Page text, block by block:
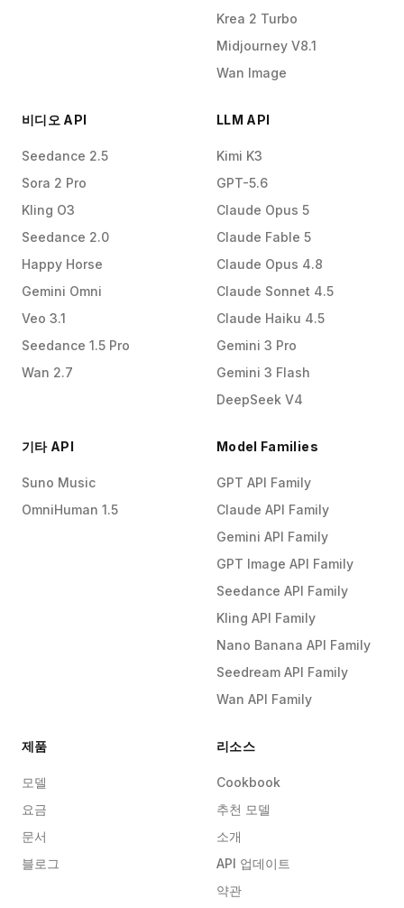
Krea 2 Turbo
Midjourney V8.1
Wan Image
비디오 API
Seedance 2.5
Sora 2 Pro
Kling O3
Seedance 2.0
Happy Horse
Gemini Omni
Veo 3.1
Seedance 1.5 Pro
Wan 2.7
LLM API
Kimi K3
GPT-5.6
Claude Opus 5
Claude Fable 5
Claude Opus 4.8
Claude Sonnet 4.5
Claude Haiku 4.5
Gemini 3 Pro
Gemini 3 Flash
DeepSeek V4
기타 API
Suno Music
OmniHuman 1.5
Model Families
GPT API Family
Claude API Family
Gemini API Family
GPT Image API Family
Seedance API Family
Kling API Family
Nano Banana API Family
Seedream API Family
Wan API Family
제품
모델
요금
문서
블로그
리소스
Cookbook
추천 모델
소개
API 업데이트
약관